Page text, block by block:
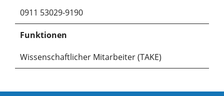
0911 53029-9190
Funktionen
Wissenschaftlicher Mitarbeiter (TAKE)